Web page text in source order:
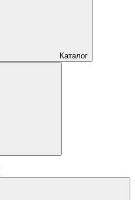
Каталог